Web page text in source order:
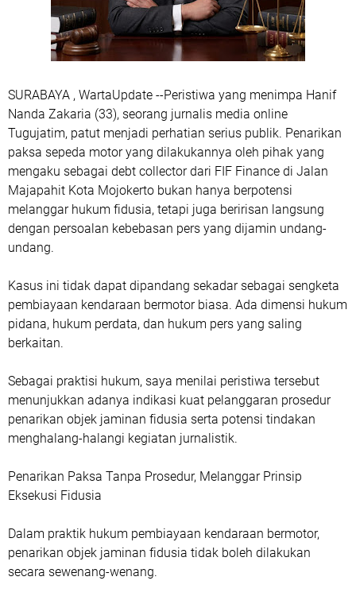
SURABAYA , WartaUpdate --Peristiwa yang menimpa Hanif
Nanda Zakaria (33), seorang jurnalis media online
Tugujatim, patut menjadi perhatian serius publik. Penarikan
paksa sepeda motor yang dilakukannya oleh pihak yang
mengaku sebagai debt collector dari FIF Finance di Jalan
Majapahit Kota Mojokerto bukan hanya berpotensi
melanggar hukum fidusia, tetapi juga beririsan langsung
dengan persoalan kebebasan pers yang dijamin undang-
undang.
Kasus ini tidak dapat dipandang sekadar sebagai sengketa
pembiayaan kendaraan bermotor biasa. Ada dimensi hukum
pidana, hukum perdata, dan hukum pers yang saling
berkaitan.
Sebagai praktisi hukum, saya menilai peristiwa tersebut
menunjukkan adanya indikasi kuat pelanggaran prosedur
penarikan objek jaminan fidusia serta potensi tindakan
menghalang-halangi kegiatan jurnalistik.
Penarikan Paksa Tanpa Prosedur, Melanggar Prinsip
Eksekusi Fidusia
Dalam praktik hukum pembiayaan kendaraan bermotor,
penarikan objek jaminan fidusia tidak boleh dilakukan
secara sewenang-wenang.